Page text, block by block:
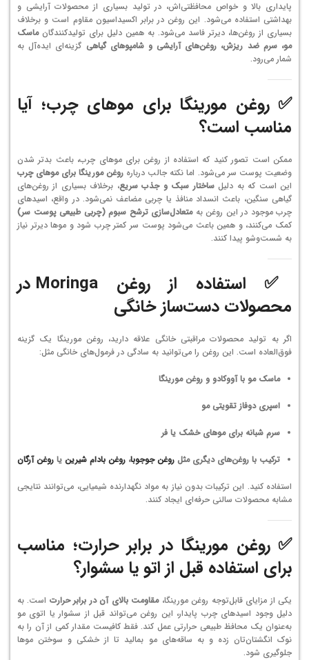
پایداری بالا و خواص محافظتی‌اش، در تولید بسیاری از محصولات آرایشی و
بهداشتی استفاده می‌شود. این روغن در برابر اکسیداسیون مقاوم است و برخلاف
بسیاری از روغن‌ها، دیرتر فاسد می‌شود. به همین دلیل برای تولیدکنندگانماسک
مو، سرم ضد ریزش، روغن‌های آرایشی و شامپوهای گیاهی گزینه‌ای ایده‌آل به
شمار می‌رود.
✅ روغن مورینگا برای موهای چرب؛ آیا
مناسب است؟
ممکن است تصور کنید که استفاده از روغن برای موهای چرب، باعث بدتر شدن
وضعیت پوست سر می‌شود. اما نکته جالب دربارهروغن مورینگا برای موهای چرب
این است که به دلیلساختار سبک و جذب سریع، برخلاف بسیاری از روغن‌های
گیاهی سنگین، باعث انسداد منافذ یا چربی مضاعف نمی‌شود. در واقع، اسیدهای
چرب موجود در این روغن بهمتعادل‌سازی ترشح سبوم (چربی طبیعی پوست سر)
کمک می‌کنند، و همین باعث می‌شود پوست سر کمتر چرب شود و موها دیرتر نیاز
به شست‌وشو پیدا کنند.
✅ استفاده از روغن Moringa در
محصولات دست‌ساز خانگی
اگر به تولید محصولات مراقبتی خانگی علاقه دارید، روغن مورینگا یک گزینه
فوق‌العاده است. این روغن را می‌توانید به سادگی در فرمول‌های خانگی مثل:
ماسک مو با آووکادو و روغن مورینگا
اسپری دوفاز تقویتی مو
سرم شبانه برای موهای خشک یا فر
ترکیب با روغن‌های دیگری مثل روغن جوجوبا، روغن بادام شیرین یا روغن آرگان
استفاده کنید. این ترکیبات بدون نیاز به مواد نگهدارنده شیمیایی، می‌توانند نتایجی
مشابه محصولات سالنی حرفه‌ای ایجاد کنند.
✅ روغن مورینگا در برابر حرارت؛ مناسب
برای استفاده قبل از اتو یا سشوار؟
یکی از مزایای قابل‌توجه روغن مورینگا،مقاومت بالای آن در برابر حرارت است. به
دلیل وجود اسیدهای چرب پایدار، این روغن می‌تواند قبل از سشوار یا اتوی مو
به‌عنوان یک محافظ طبیعی حرارتی عمل کند. فقط کافیست مقدار کمی از آن را به
نوک انگشتان‌تان زده و به ساقه‌های مو بمالید تا از خشکی و سوختن موها
جلوگیری شود.